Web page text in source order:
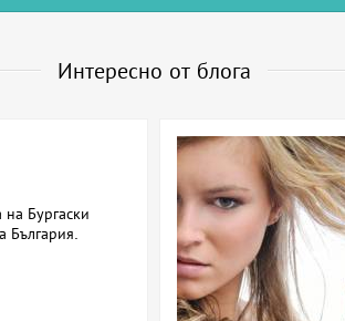
Интересно от блога
Бургаски
България.